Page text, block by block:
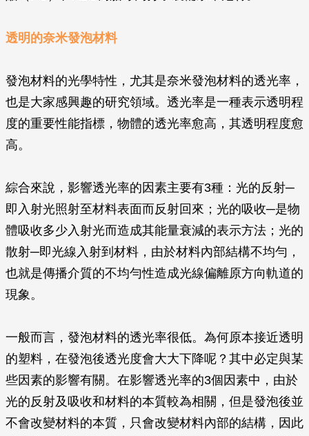
透明的奈米發泡材料
發泡材料的光學特性，尤其是奈米發泡材料的透光率，
也是大家感興趣的研究領域。透光率是一種表示透明程
度的重要性能指標，物體的透光率愈高，其透明程度愈
高。
綜合來說，影響透光率的因素主要有3種：光的反射─
即入射光照射至材料表面而反射回來；光的吸收─是物
體吸收多少入射光而造成其能量衰減的表示方法；光的
散射─即光線入射到材料，由於材料內部結構不均勻，
也就是傳播介質的不均勻性造成光線偏離原方向軌道的
現象。
一般而言，發泡材料的透光率很低。為何原本接近透明
的塑料，在發泡後透光度會大大下降呢？其中必定與某
些因素的影響有關。在影響透光率的3個因素中，由於
光的反射及吸收和材料的本質較為相關，但是發泡後並
不會改變材料的本質，只會改變材料內部的結構，因此